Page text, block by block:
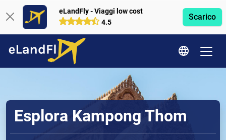
eLandFly - Viaggi low cost
4.5
Scarico
Esplora Kampong Thom